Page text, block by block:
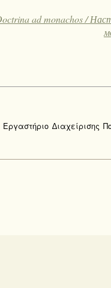
ad monachos /
∆ιαχείρισης